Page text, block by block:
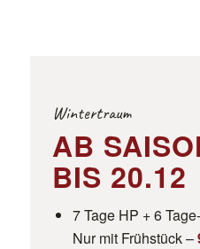
Wintertraum
AB
BIS 20.12
7 Tage HP + 6
Nur mit Frühstück –